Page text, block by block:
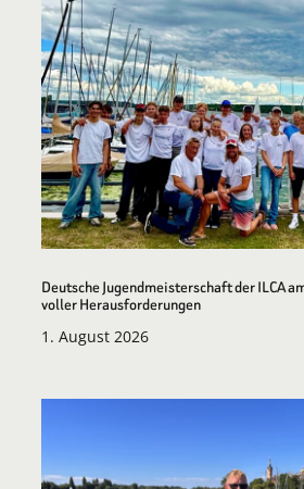
Deutsche Jugendmeisterschaft der ILCA
voller Herausforderungen
1. August 2026